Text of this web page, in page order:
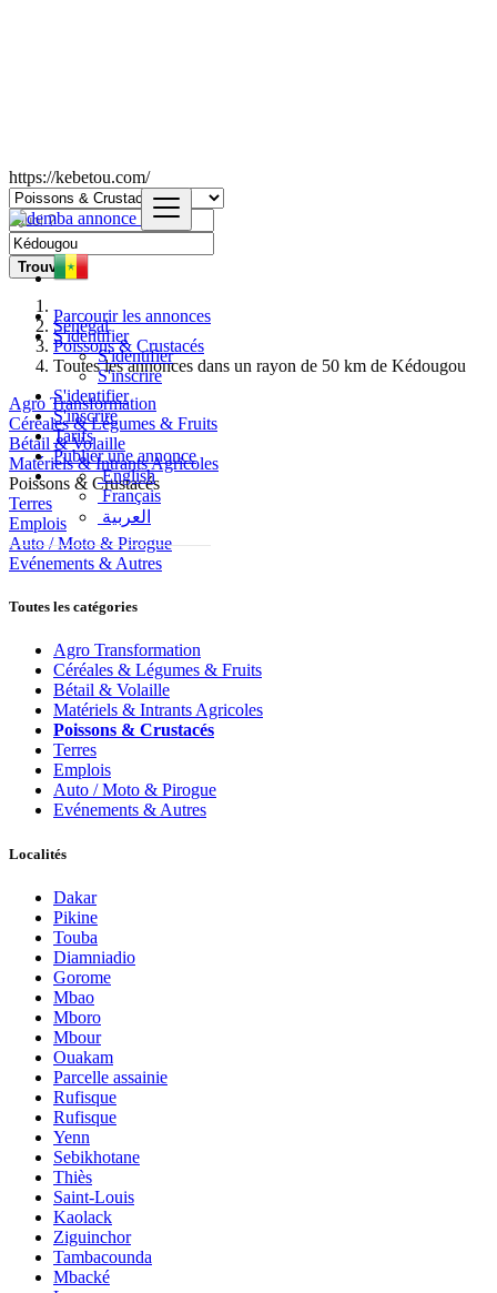
https://kebetou.com/
Parcourir les annonces
S'identifier
S'identifier
S'inscrire
S'identifier
S'inscrire
Tarifs
Publier une annonce
English
Français
العربية
Trouver
Sénégal
Poissons & Crustacés
Toutes les annonces dans un rayon de 50 km de Kédougou
Agro Transformation
Céréales & Légumes & Fruits
Bétail & Volaille
Matériels & Intrants Agricoles
Poissons & Crustacés
Terres
Emplois
Auto / Moto & Pirogue
Evénements & Autres
Toutes les catégories
Agro Transformation
Céréales & Légumes & Fruits
Bétail & Volaille
Matériels & Intrants Agricoles
Poissons & Crustacés
Terres
Emplois
Auto / Moto & Pirogue
Evénements & Autres
Localités
Dakar
Pikine
Touba
Diamniadio
Gorome
Mbao
Mboro
Mbour
Ouakam
Parcelle assainie
Rufisque
Rufisque
Yenn
Sebikhotane
Thiès
Saint-Louis
Kaolack
Ziguinchor
Tambacounda
Mbacké